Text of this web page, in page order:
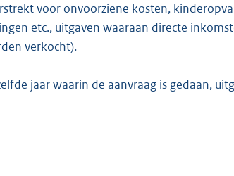
voor onvoorziene kosten,
etc., uitgaven waaraan directe
verkocht).
jaar waarin de aanvraag is gedaan,